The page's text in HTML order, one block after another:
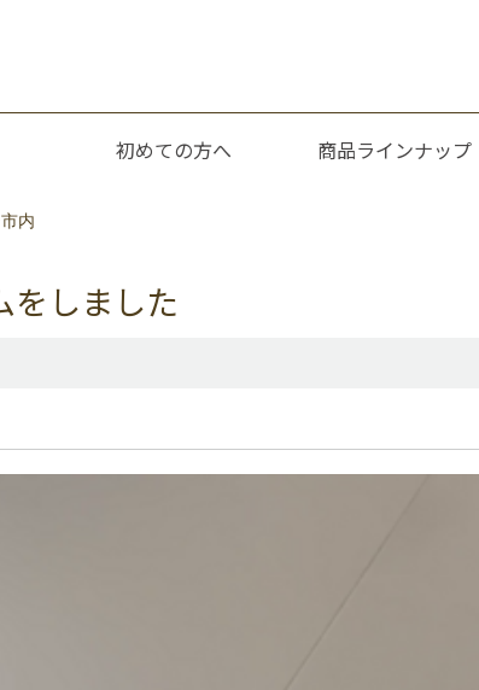
初めての方へ 商品ラインナップ
内
をしました